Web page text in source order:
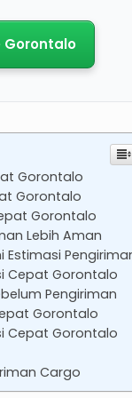
Gorontalo
Gorontalo
Gorontalo
Gorontalo
Lebih Aman
Estimasi
Cepat Gorontalo
Pengiriman
Gorontalo
Cepat Gorontalo
Cargo